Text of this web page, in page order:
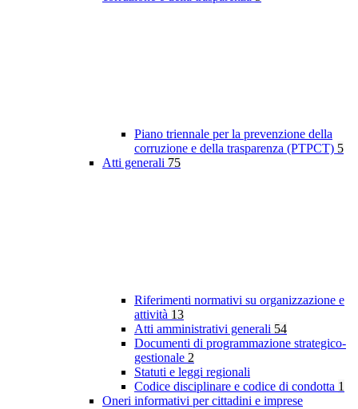
Piano triennale per la prevenzione della
corruzione e della trasparenza (PTPCT) 5
Atti generali 75
Riferimenti normativi su organizzazione e
attività 13
Atti amministrativi generali 54
Documenti di programmazione strategico-
gestionale 2
Statuti e leggi regionali
Codice disciplinare e codice di condotta 1
Oneri informativi per cittadini e imprese